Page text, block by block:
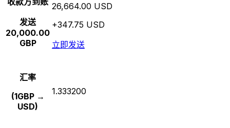
发送
20,000.00
GBP
26,664.00 USD
+347.75 USD
立即发送
汇率
(1GBP →
USD)
1.333200